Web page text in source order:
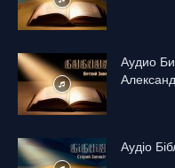
Аудио
Аудіо